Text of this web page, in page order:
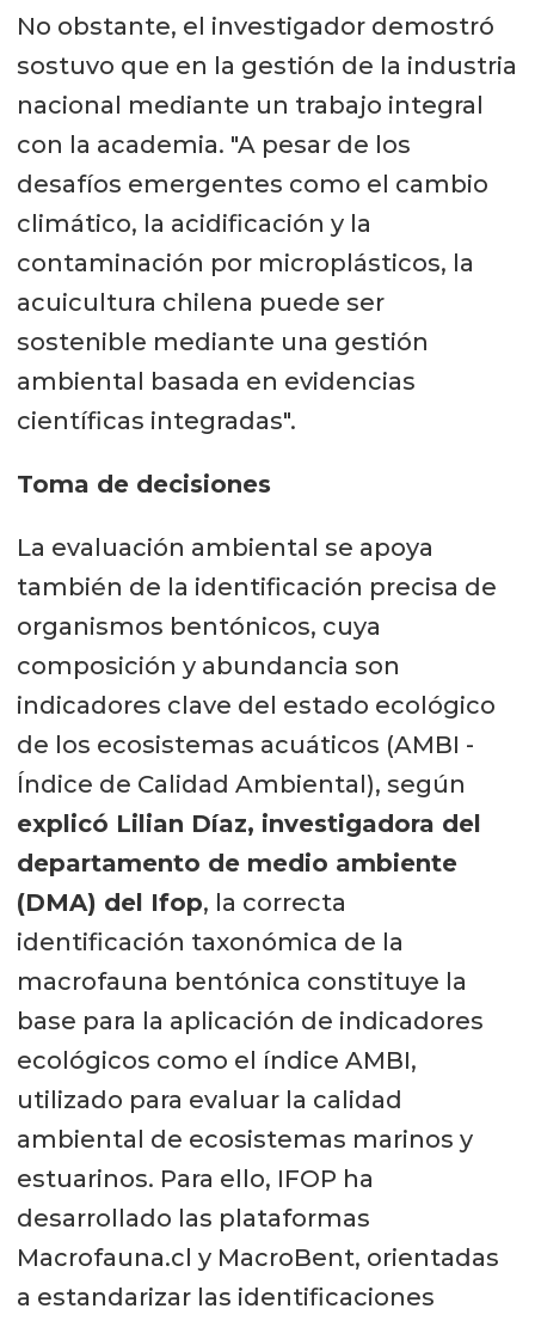
No obstante, el investigador demostró
sostuvo que en la gestión de la industria
nacional mediante un trabajo integral
con la academia. "A pesar de los
desafíos emergentes como el cambio
climático, la acidificación y la
contaminación por microplásticos, la
acuicultura chilena puede ser
sostenible mediante una gestión
ambiental basada en evidencias
científicas integradas".
Toma de decisiones
La evaluación ambiental se apoya
también de la identificación precisa de
organismos bentónicos, cuya
composición y abundancia son
indicadores clave del estado ecológico
de los ecosistemas acuáticos (AMBI -
Índice de Calidad Ambiental), según
explicó Lilian Díaz, investigadora del
departamento de medio ambiente
(DMA) del Ifop, la correcta
identificación taxonómica de la
macrofauna bentónica constituye la
base para la aplicación de indicadores
ecológicos como el índice AMBI,
utilizado para evaluar la calidad
ambiental de ecosistemas marinos y
estuarinos. Para ello, IFOP ha
desarrollado las plataformas
Macrofauna.cl y MacroBent, orientadas
a estandarizar las identificaciones